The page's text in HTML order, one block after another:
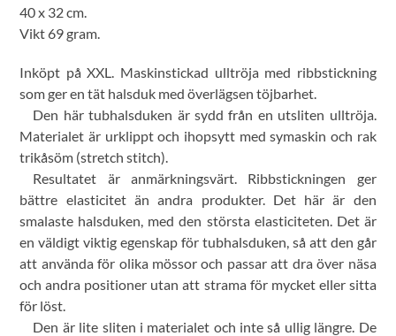
40 x 32 cm.
Vikt 69 gram.
Inköpt på XXL. Maskinstickad ulltröja med ribbstickning
som ger en tät halsduk med överlägsen töjbarhet.
Den här tubhalsduken är sydd från en utsliten ulltröja.
Materialet är urklippt och ihopsytt med symaskin och rak
trikåsöm (stretch stitch).
Resultatet är anmärkningsvärt. Ribbstickningen ger
bättre elasticitet än andra produkter. Det här är den
smalaste halsduken, med den största elasticiteten. Det är
en väldigt viktig egenskap för tubhalsduken, så att den går
att använda för olika mössor och passar att dra över näsa
och andra positioner utan att strama för mycket eller sitta
för löst.
Den är lite sliten i materialet och inte så ullig längre. De